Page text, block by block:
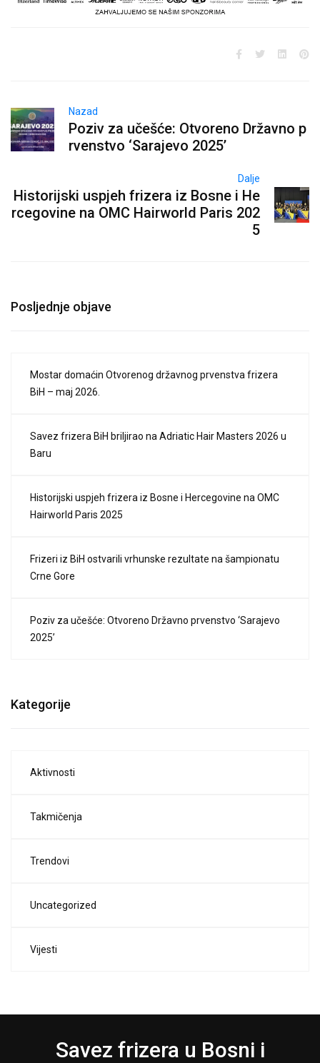
Nazad
Poziv za učešće: Otvoreno Državno p
rvenstvo ‘Sarajevo 2025’
Dalje
Historijski uspjeh frizera iz Bosne i He
rcegovine na OMC Hairworld Paris 202
5
Posljednje objave
Mostar domaćin Otvorenog državnog prvenstva frizera
BiH – maj 2026.
Savez frizera BiH briljirao na Adriatic Hair Masters 2026 u
Baru
Historijski uspjeh frizera iz Bosne i Hercegovine na OMC
Hairworld Paris 2025
Frizeri iz BiH ostvarili vrhunske rezultate na šampionatu
Crne Gore
Poziv za učešće: Otvoreno Državno prvenstvo ‘Sarajevo
2025’
Kategorije
Aktivnosti
Takmičenja
Trendovi
Uncategorized
Vijesti
Savez frizera u Bosni i